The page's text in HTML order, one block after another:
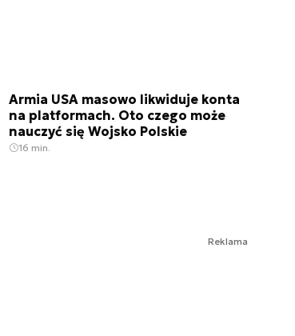
Armia USA masowo likwiduje konta
na platformach. Oto czego może
nauczyć się Wojsko Polskie
16 min.
Reklama